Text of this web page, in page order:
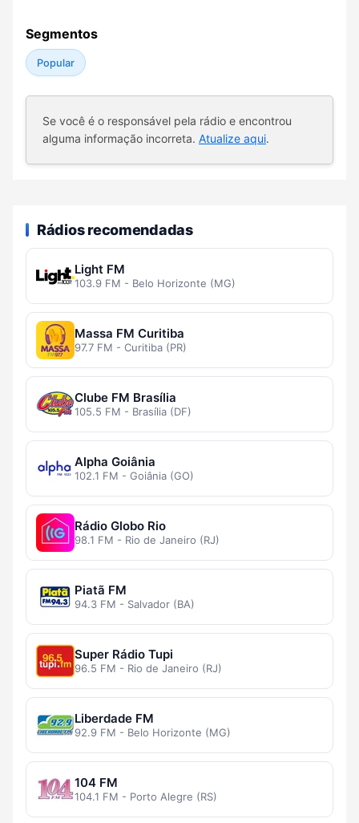
Segmentos
Popular
Se você é o responsável pela rádio e encontrou
alguma informação incorreta. Atualize aqui.
Rádios recomendadas
Light FM
103.9 FM - Belo Horizonte (MG)
Massa FM Curitiba
97.7 FM - Curitiba (PR)
Clube FM Brasília
105.5 FM - Brasília (DF)
Alpha Goiânia
102.1 FM - Goiânia (GO)
Rádio Globo Rio
98.1 FM - Rio de Janeiro (RJ)
Piatã FM
94.3 FM - Salvador (BA)
Super Rádio Tupi
96.5 FM - Rio de Janeiro (RJ)
Liberdade FM
92.9 FM - Belo Horizonte (MG)
104 FM
104.1 FM - Porto Alegre (RS)